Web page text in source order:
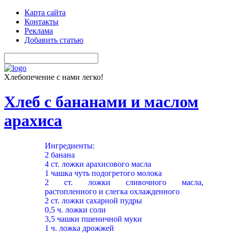
Карта сайта
Контакты
Реклама
Добавить статью
Хлебопечение с нами легко!
Хлеб с бананами и маслом
арахиса
Ингредиенты:
2 банана
4 ст. ложки арахисового масла
1 чашка чуть подогретого молока
2 ст. ложки сливочного масла,
растопленного и слегка охлажденного
2 ст. ложки сахарной пудры
0,5 ч. ложки соли
3,5 чашки пшеничной муки
1 ч. ложка дрожжей